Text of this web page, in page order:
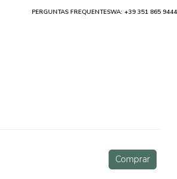
Comprar
PERGUNTAS FREQUENTESWA: +39 351 865 9444